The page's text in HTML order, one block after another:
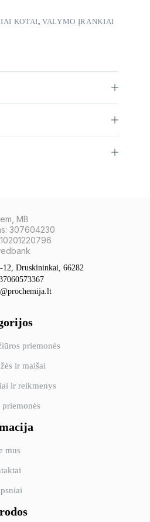
KOTAI,VALYMO ĮRANKIAI
MB
307604230
12, Druskininkai, 66282
priemonės
ir maišai
ir reikmenys
mus